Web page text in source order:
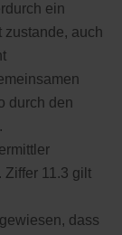
ein
zustande, auch
durch den
11.3 gilt
dass